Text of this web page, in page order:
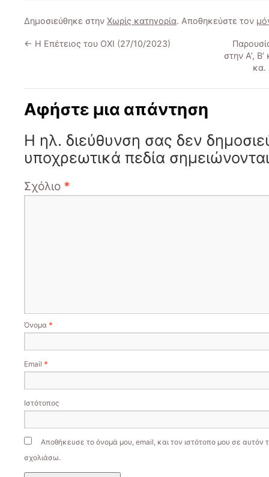
Δημοσιεύθηκε στην Χωρίς κατηγορία. Αποθηκεύστε τον
← Η Επέτειος του ΟΧΙ (27/10/2023)
στην Α’,
κα.
Αφήστε μια απάντηση
Η ηλ. διεύθυνση σας δεν
υποχρεωτικά πεδία
Σχόλιο *
Όνομα *
Email *
Ιστότοπος
Αποθήκευσε το όνομά μου, email, και τον ιστότοπο μου σε αυτόν
σχολιάσω.